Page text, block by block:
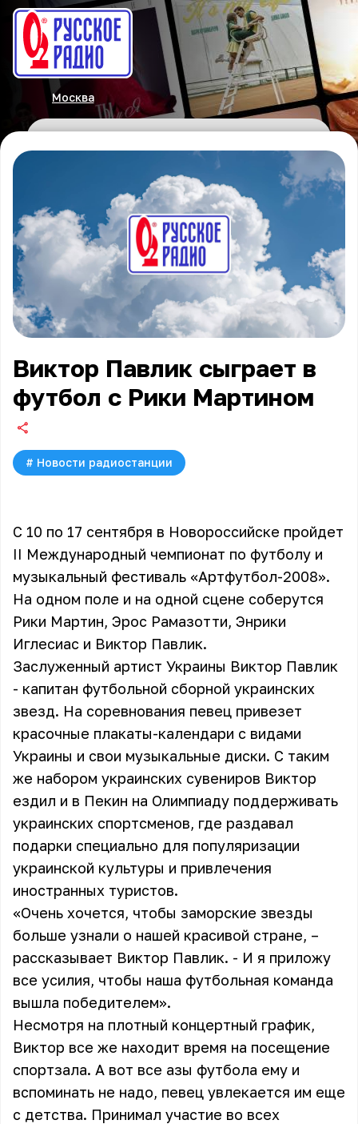
Москва
Виктор Павлик сыграет в
футбол с Рики Мартином
# Новости радиостанции
С 10 по 17 сентября в Новороссийске пройдет
II Международный чемпионат по футболу и
музыкальный фестиваль «Артфутбол-2008».
На одном поле и на одной сцене соберутся
Рики Мартин, Эрос Рамазотти, Энрики
Иглесиас и Виктор Павлик.
Заслуженный артист Украины Виктор Павлик
- капитан футбольной сборной украинских
звезд. На соревнования певец привезет
красочные плакаты-календари с видами
Украины и свои музыкальные диски. С таким
же набором украинских сувениров Виктор
ездил и в Пекин на Олимпиаду поддерживать
украинских спортсменов, где раздавал
подарки специально для популяризации
украинской культуры и привлечения
иностранных туристов.
«Очень хочется, чтобы заморские звезды
больше узнали о нашей красивой стране, –
рассказывает Виктор Павлик. - И я приложу
все усилия, чтобы наша футбольная команда
вышла победителем».
Несмотря на плотный концертный график,
Виктор все же находит время на посещение
спортзала. А вот все азы футбола ему и
вспоминать не надо, певец увлекается им еще
с детства. Принимал участие во всех